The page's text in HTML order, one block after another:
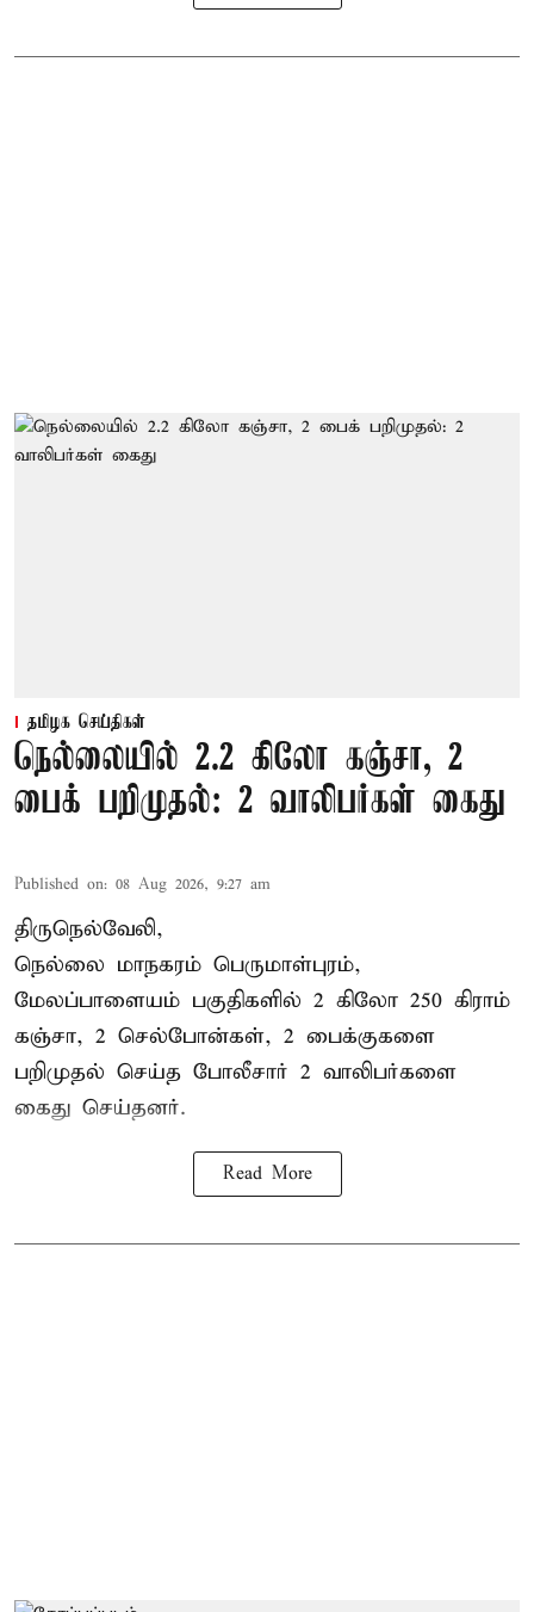
தமிழக செய்திகள்
நெல்லையில் 2.2 கிலோ கஞ்சா, 2
பைக் பறிமுதல்: 2 வாலிபர்கள் கைது
Published on: 08 Aug 2026, 9:27 am
திருநெல்வேலி,
நெல்லை மாநகரம் பெருமாள்புரம்,
மேலப்பாளையம் பகுதிகளில் 2 கிலோ 250 கிராம்
கஞ்சா, 2 செல்போன்கள், 2 பைக்குகளை
பறிமுதல் செய்த போலீசார் 2 வாலிபர்களை
கைது செய்தனர்.
Read More